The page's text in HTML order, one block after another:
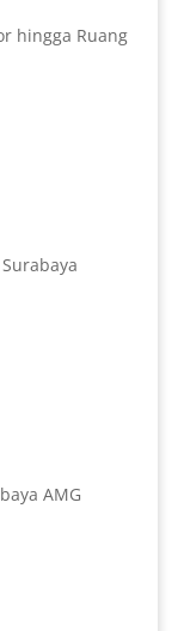
hingga Ruang
AMG